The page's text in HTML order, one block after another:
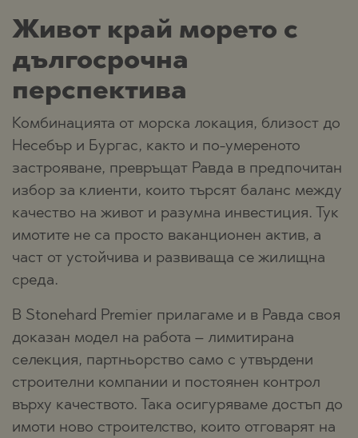
Живот край морето с
дългосрочна
перспектива
Комбинацията от морска локация, близост до
Несебър и Бургас, както и по-умереното
застрояване, превръщат Равда в предпочитан
избор за клиенти, които търсят баланс между
качество на живот и разумна инвестиция. Тук
имотите не са просто ваканционен актив, а
част от устойчива и развиваща се жилищна
среда.
В Stonehard Premier прилагаме и в Равда своя
доказан модел на работа – лимитирана
селекция, партньорство само с утвърдени
строителни компании и постоянен контрол
върху качеството. Така осигуряваме достъп до
имоти ново строителство, които отговарят на